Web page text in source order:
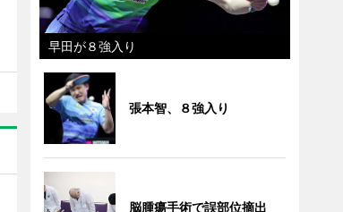
早田が８強入り
張本智、８強入り
脳腫瘍手術で誤部位摘出